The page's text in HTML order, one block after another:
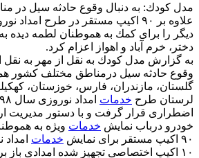
كودك: به دنبال وقوع حادثه سیل در
را برای كمك به هموطنان لطمه دیده به
خرم آباد و اهواز اعزام كرد.
مدل كودك به نقل از مهر به نقل از
حادثه سیل درمناطق مختلف كشور
مازندران، فارس، خوزستان، كهكیلویه
طرحخدمات
قرار گرفت و با دستور مدیریت ارشد
درباب نمایشخدماتویژه به هموطنان
خدماتامداد